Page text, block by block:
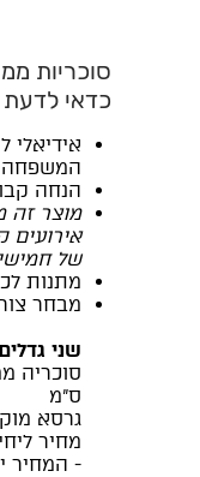
סוכריות
כדאי לדעת
אידיאלי
המשפחה
הנחה
מוצר זה
אירועים
של
מתנות
מבחר
שני
ס"מ
גרסא
מחיר ליחידה
- המחיר